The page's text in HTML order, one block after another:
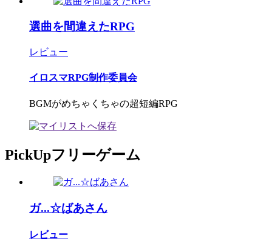
選曲を間違えたRPG
レビュー
イロスマRPG制作委員会
BGMがめちゃくちゃの超短編RPG
PickUpフリーゲーム
ガ...☆ばあさん
レビュー